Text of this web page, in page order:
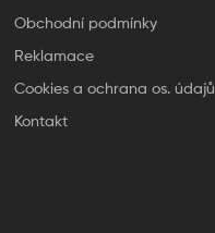
Obchodní podmínky
Reklamace
Cookies a ochrana os. údajů
Kontakt